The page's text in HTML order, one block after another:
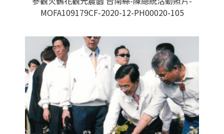
MOFA109179CF-2020-12-PH00020-105